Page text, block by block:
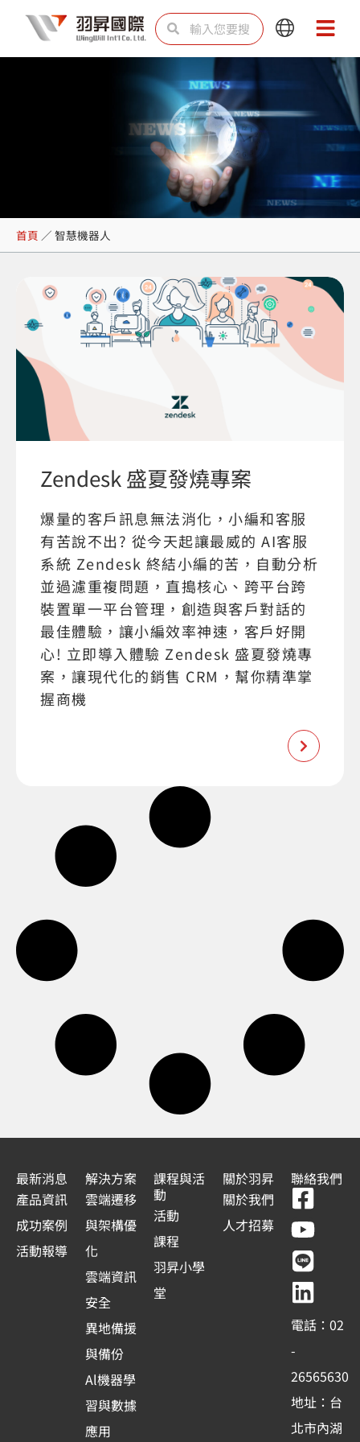
主
搜
尋 尋
Main
Menu
Main
Menu
智慧機器人
首頁 ／ 智慧機器人
Zendesk 盛夏發燒專案
爆量的客戶訊息無法消化，小編和客服
有苦說不出? 從今天起讓最威的 AI客服
系統 Zendesk 終結小編的苦，自動分析
並過濾重複問題，直搗核心、跨平台跨
裝置單一平台管理，創造與客戶對話的
最佳體驗，讓小編效率神速，客戶好開
心! 立即導入體驗 Zendesk 盛夏發燒專
案，讓現代化的銷售 CRM，幫你精準掌
握商機
最新消息
產品資訊
成功案例
活動報導
解決方案
雲端遷移
與架構優
化
雲端資訊
安全
異地備援
與備份
Al機器學
習與數據
應用
課程與活
動
活動
課程
羽昇小學
堂
關於羽昇
關於我們
人才招募
聯絡我們
F
a
c
e
b
o
o
k
-
s
Y
o
u
t
u
b
e
L
i
n
e
L
i
n
k
e
d
i
n
電話：02
-
26565630
地址：台
北市內湖